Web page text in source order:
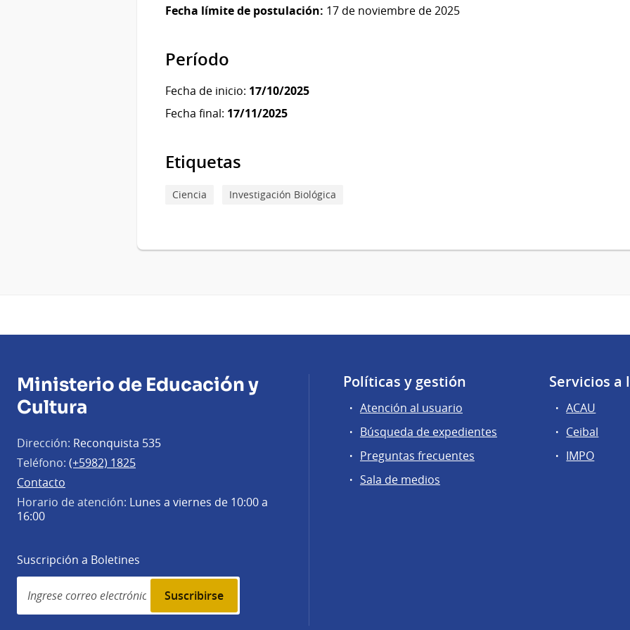
Fecha límite de postulación: 17 de noviembre de 2025
Período
Fecha de inicio: 17/10/2025
Fecha final: 17/11/2025
Etiquetas
Ciencia Investigación Biológica
Ministerio de Educación y
Cultura
Dirección: Reconquista 535
Teléfono: (+5982) 1825
Contacto
Horario de atención: Lunes a viernes de 10:00 a
16:00
Suscripción a Boletines
Simplenews
subscription
Políticas y gestión
Atención al usuario
Búsqueda de expedientes
Preguntas frecuentes
Sala de medios
Servicios a
ACAU
Ceibal
IMPO